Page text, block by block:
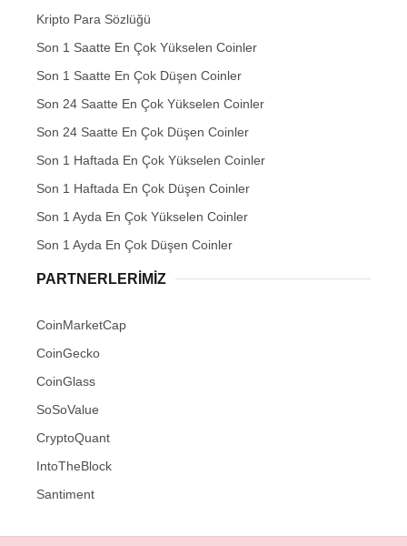
Kripto Para Sözlüğü
Son 1 Saatte En Çok Yükselen Coinler
Son 1 Saatte En Çok Düşen Coinler
Son 24 Saatte En Çok Yükselen Coinler
Son 24 Saatte En Çok Düşen Coinler
Son 1 Haftada En Çok Yükselen Coinler
Son 1 Haftada En Çok Düşen Coinler
Son 1 Ayda En Çok Yükselen Coinler
Son 1 Ayda En Çok Düşen Coinler
PARTNERLERIMIZ
CoinMarketCap
CoinGecko
CoinGlass
SoSoValue
CryptoQuant
IntoTheBlock
Santiment